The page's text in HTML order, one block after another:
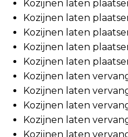
Kozijnen laten
Kozijnen laten
Kozijnen laten
Kozijnen laten
Kozijnen laten
Kozijnen laten
Kozijnen laten
Kozijnen laten
Kozijnen laten
Kozijnen laten